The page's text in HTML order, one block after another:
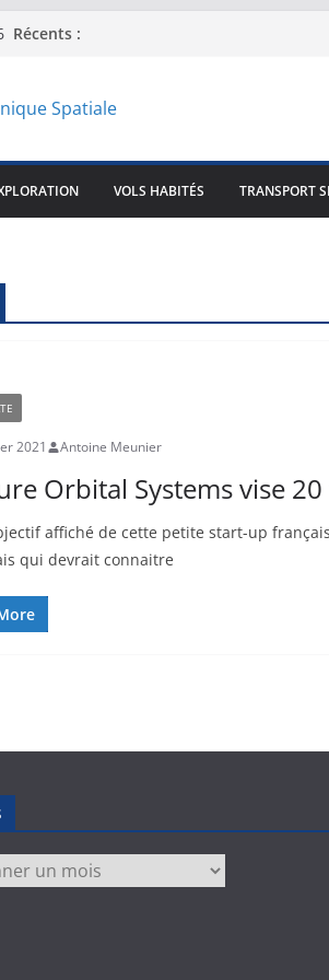
Récents :
VOLS HABITÉS TRANSPORT
2021 Antoine Meunier
Orbital Systems vise
affiché de cette petite start-up
qui devrait connaitre